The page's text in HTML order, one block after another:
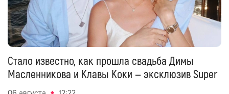
Стало известно, как прошла свадьба Димы
Масленникова и Клавы Коки — эксклюзив Super